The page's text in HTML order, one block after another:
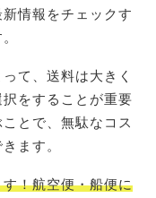
情報をチェックす
て、送料は大きく
をすることが重要
とで、無駄なコス
ます。
！航空便・船便に